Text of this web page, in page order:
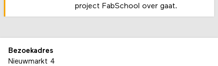
project FabSchool over gaat.
Bezoekadres
Nieuwmarkt 4